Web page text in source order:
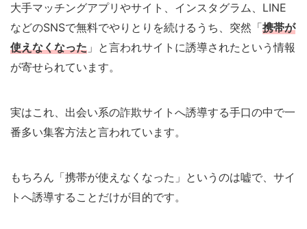
大手マッチングアプリやサイト、インスタグラム、LINE
などのSNSで無料でやりとりを続けるうち、突然「携帯が
使えなくなった 」と言われサイトに誘導されたという情報
が寄せられています。
実はこれ、出会い系の詐欺サイトへ誘導する手口の中で一
番多い集客方法と言われています。
もちろん「携帯が使えなくなった」というのは嘘で、サイ
トへ誘導することだけが目的です。